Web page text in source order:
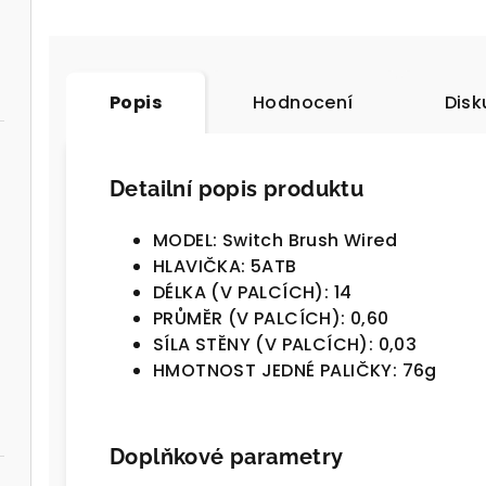
Popis Hodnocení
Detailní popis produktu
MODEL: Switch Brush Wired
HLAVIČKA: 5ATB
DÉLKA (V PALCÍCH): 14
PRŮMĚR (V PALCÍCH): 0,60
SÍLA STĚNY (V PALCÍCH): 0,03
HMOTNOST JEDNÉ PALIČKY: 76g
Doplňkové parametry